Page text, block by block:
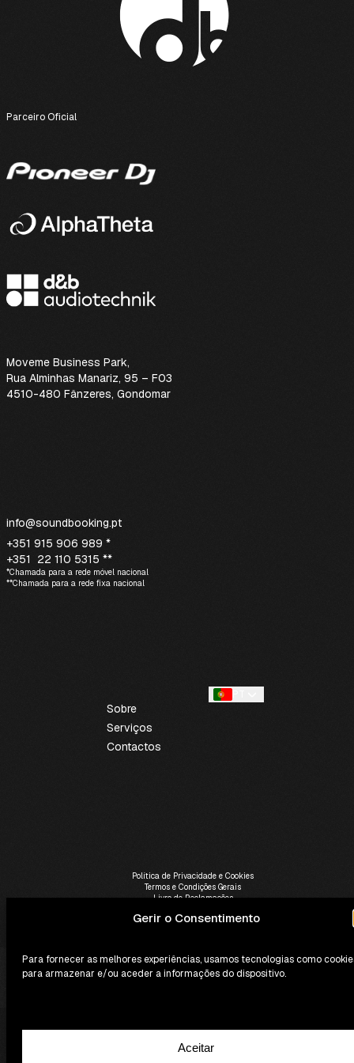
Gerir o Consentimento
Para fornecer as melhores experiências, usamos tecnologias como
para armazenar e/ou aceder a informações do dispositivo.
Aceitar
separado) e leve o seu espetáculo ao nível seguinte.
Parceiro Oficial
Moveme Business Park,
Rua Alminhas Manariz, 95 – F03
4510-480 Fânzeres, Gondomar
info@soundbooking.pt
+351 915 906 989 *
+351 22 110 5315 **
*Chamada para a rede móvel nacional
**Chamada para a rede fixa nacional
Sobre
Serviços
Contactos
Política de Privacidade e Cookies
Termos e Condições Gerais
Livro de Reclamações
SoundBooking © 2026 - Todos os direitos reservados.